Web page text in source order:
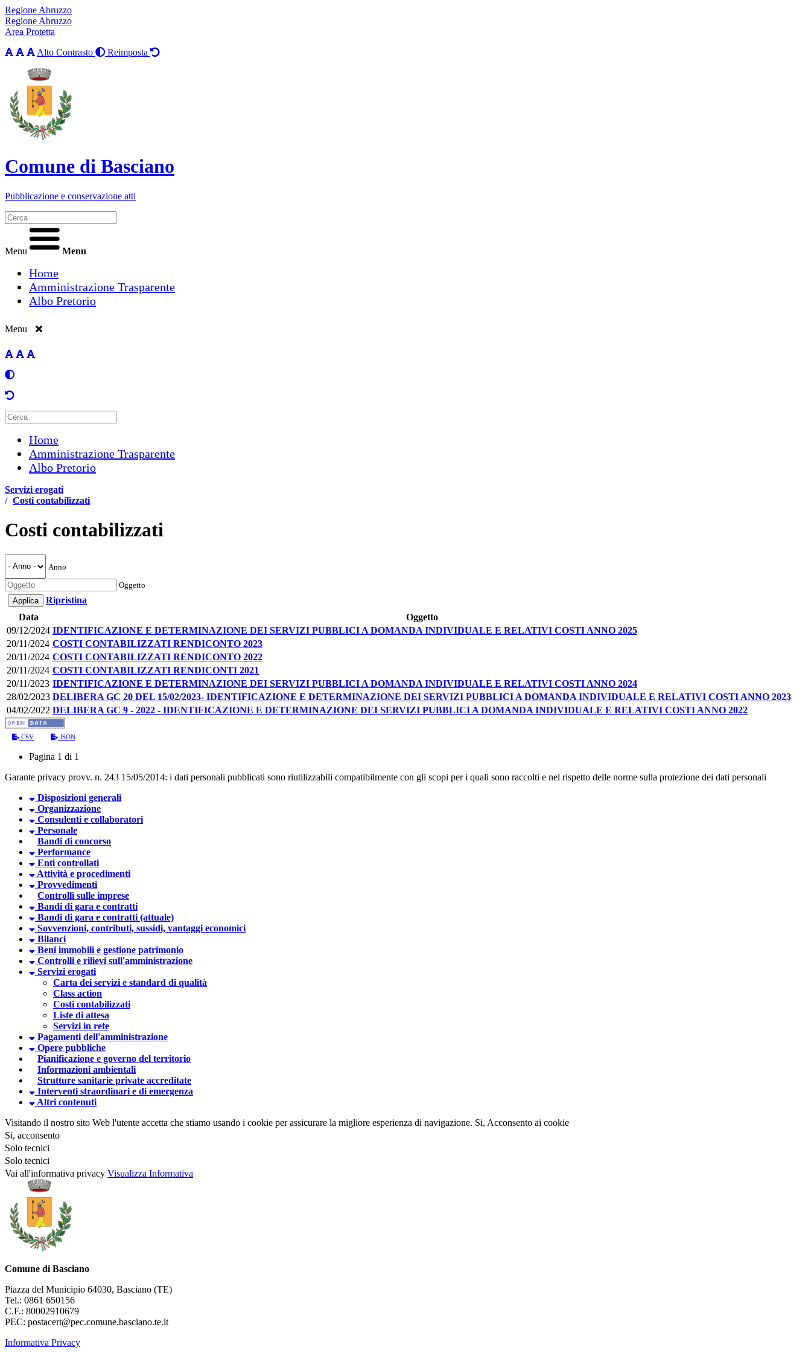
Regione Abruzzo
Regione Abruzzo
Area Protetta
Alto Contrasto
Reimposta
Comune di Basciano
Pubblicazione e conservazione atti
Menu Menu
Home
Amministrazione Trasparente
Albo Pretorio
Menu
Home
Amministrazione Trasparente
Albo Pretorio
Servizi erogati
/ Costi contabilizzati
Costi contabilizzati
Anno
Oggetto
Ripristina
Data
Oggetto
09/12/2024 IDENTIFICAZIONE E DETERMINAZIONE DEI SERVIZI PUBBLICI A DOMANDA INDIVIDUALE E RELATIVI COSTI ANNO 2025
20/11/2024 COSTI CONTABILIZZATI RENDICONTO 2023
20/11/2024 COSTI CONTABILIZZATI RENDICONTO 2022
20/11/2024 COSTI CONTABILIZZATI RENDICONTI 2021
20/11/2023 IDENTIFICAZIONE E DETERMINAZIONE DEI SERVIZI PUBBLICI A DOMANDA INDIVIDUALE E RELATIVI COSTI ANNO 2024
28/02/2023 DELIBERA GC 20 DEL 15/02/2023- IDENTIFICAZIONE E DETERMINAZIONE DEI SERVIZI PUBBLICI A DOMANDA INDIVIDUALE E RELATIVI COSTI ANNO 2023
04/02/2022 DELIBERA GC 9 - 2022 - IDENTIFICAZIONE E DETERMINAZIONE DEI SERVIZI PUBBLICI A DOMANDA INDIVIDUALE E RELATIVI COSTI ANNO 2022
CSV JSON
Pagina 1 di 1
Garante privacy provv. n. 243 15/05/2014: i dati personali pubblicati sono riutilizzabili compatibilmente con gli scopi per i quali sono raccolti e nel rispetto delle norme sulla protezione dei dati personali
Disposizioni generali
Organizzazione
Consulenti e collaboratori
Personale
Bandi di concorso
Performance
Enti controllati
Attività e procedimenti
Provvedimenti
Controlli sulle imprese
Bandi di gara e contratti
Bandi di gara e contratti (attuale)
Sovvenzioni, contributi, sussidi, vantaggi economici
Bilanci
Beni immobili e gestione patrimonio
Controlli e rilievi sull'amministrazione
Servizi erogati
Carta dei servizi e standard di qualità
Class action
Costi contabilizzati
Liste di attesa
Servizi in rete
Pagamenti dell'amministrazione
Opere pubbliche
Pianificazione e governo del territorio
Informazioni ambientali
Strutture sanitarie private accreditate
Interventi straordinari e di emergenza
Altri contenuti
Visitando il nostro sito Web l'utente accetta che stiamo usando i cookie per assicurare la migliore esperienza di navigazione. Si, Acconsento ai cookie
Si, acconsento
Solo tecnici
Solo tecnici
Vai all'informativa privacy Visualizza Informativa
Comune di Basciano
Piazza del Municipio 64030, Basciano (TE)
Tel.: 0861 650156
C.F.: 80002910679
PEC: postacert@pec.comune.basciano.te.it
Informativa Privacy